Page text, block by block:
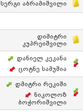
Სერგი Აბრამიშვილი
Დიმიტრი
Კუპრეიშვილი
Დანიელ Კეკანა
Ცოტნე Სამუშია
Დმიტრი Რეკიში
Ნიკოლოზ
Ბოჭორიშვილი